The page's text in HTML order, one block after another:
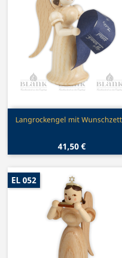
Vorschau
Langrockengel mit
41,50 €
EL 052